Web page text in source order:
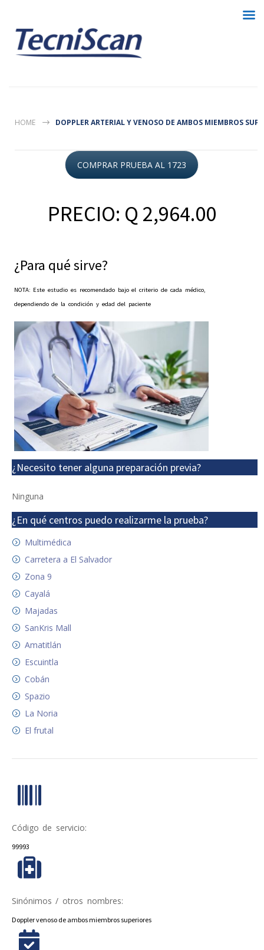
HOME DOPPLER ARTERIAL Y VENOSO DE AMBOS MIEMBROS
COMPRAR PRUEBA AL 1723
PRECIO: Q 2,964.00
¿Para qué sirve?
NOTA: Este estudio es recomendado bajo el criterio de cada médico,
dependiendo de la condición y edad del paciente
¿Necesito tener alguna preparación previa?
Ninguna
¿En qué centros puedo realizarme la prueba?
Multimédica
Carretera a El Salvador
Zona 9
Cayalá
Majadas
SanKris Mall
Amatitlán
Escuintla
Cobán
Spazio
La Noria
El frutal
Código de servicio:
99993
Sinónimos / otros nombres:
Doppler venoso de ambos miembros superiores